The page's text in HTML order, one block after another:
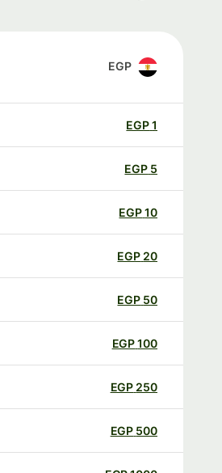
EGP
EGP
EGP
EGP
20
EGP
50
EGP
100
EGP
250
EGP
500
EGP